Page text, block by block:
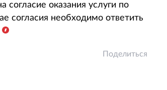
оказания услуги по
согласия необходимо ответить
Поделиться